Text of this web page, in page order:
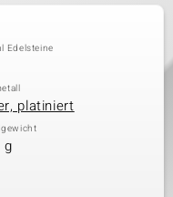
Edelsteine
platiniert
g